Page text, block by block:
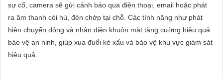
VỤ
camera an ninh, cung cấp sản phẩm chất lượng với dịch vụ hậu
sự cố, camera sẽ gửi cảnh báo qua điện thoại, email hoặc phát
ra âm thanh còi hú, đèn chớp tại chỗ. Các tính năng như phát
hiện chuyển động và nhận diện khuôn mặt tăng cường hiệu quả
bảo vệ an ninh, giúp xua đuổi kẻ xấu và bảo vệ khu vực giám sát
hiệu quả.